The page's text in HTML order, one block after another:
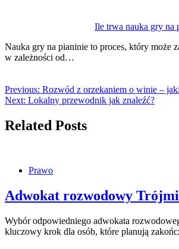
Ile trwa nauka gry na
Nauka gry na pianinie to proces, który może
w zależności od…
Previous: Rozwód z orzekaniem o winie –
Next: Lokalny przewodnik jak znaleźć?
Related Posts
Prawo
Adwokat rozwodowy
Wybór odpowiedniego adwokata
kluczowy krok dla osób, które planują